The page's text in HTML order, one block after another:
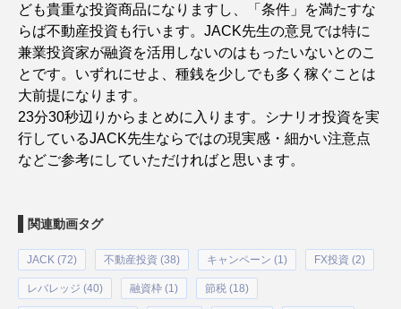
ども貴重な投資商品になりますし、「条件」を満たすな
らば不動産投資も行います。JACK先生の意見では特に
兼業投資家が融資を活用しないのはもったいないとのこ
とです。いずれにせよ、種銭を少しでも多く稼ぐことは
大前提になります。
23分30秒辺りからまとめに入ります。シナリオ投資を実
行しているJACK先生ならではの現実感・細かい注意点
などご参考にしていただければと思います。
関連動画タグ
JACK (72) 不動産投資 (38) キャンペーン (1) FX投資 (2)
レバレッジ (40) 融資枠 (1) 節税 (18)